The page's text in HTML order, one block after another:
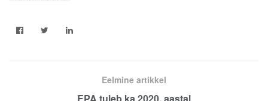
Eelmine artikkel
EPA tuleb ka 2020. aastal